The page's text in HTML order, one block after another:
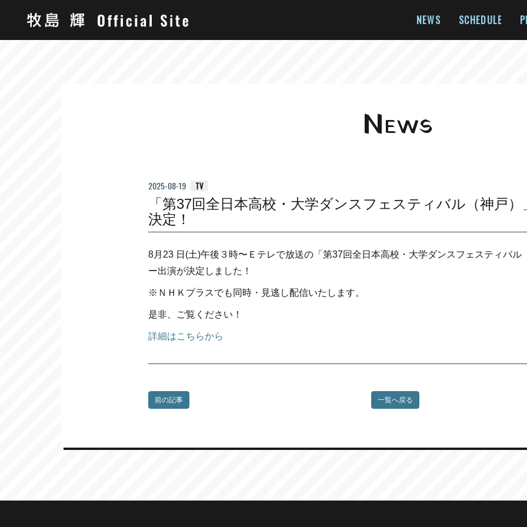
NEWS SCHEDULE
NEWS
2025-08-19 TV
「第37回全日本高校・大学ダンスフェスティバル（神戸
決定！
8月23 日(土)午後３時〜Ｅテレで放送の「第37回全日本高校・大学ダンスフェスティバル
ー出演が決定しました！
※ＮＨＫプラスでも同時・見逃し配信いたします。
是非、ご覧ください！
詳細はこちらから
前の記事 一覧へ戻る